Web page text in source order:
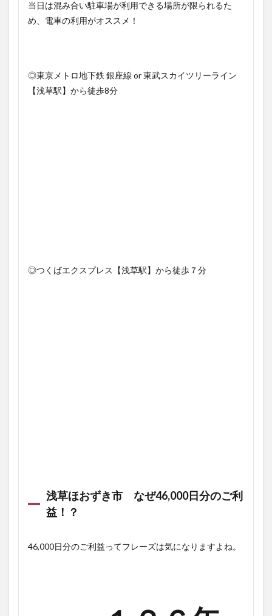
当日は混み合い駐車場が利用できる場所が限られるた
め、電車の利用がオススメ！
◎東京メトロ地下鉄 銀座線 or 東武スカイツリーライン
【浅草駅】から徒歩8分
◎つくばエクスプレス【浅草駅】から徒歩７分
浅草ほおずき市 なぜ46,000日分のご利
益！？
46,000日分のご利益ってフレーズは気になりますよね。